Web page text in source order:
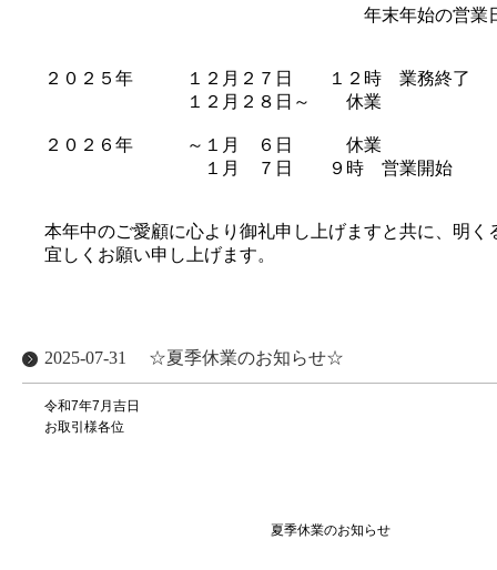
年末年始の営業日のご
２０２５年 １２月２７日 １２時 業務終了
１２月２８日～ 休業
２０２６年 ～１月 ６日 休業
１月 ７日 ９時 営業開始
本年中のご愛顧に心より御礼申し上げますと共に、明
宜しくお願い申し上げます。
2025-07-31 ☆夏季休業のお知らせ☆
令和7年7月吉日
お取引様各位
夏季休業のお知らせ